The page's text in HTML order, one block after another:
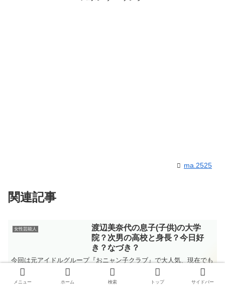
ma.2525
関連記事
女性芸能人
渡辺美奈代の息子(子供)の大学
院？次男の高校と身長？今日好
き？なづき？
今回は元アイドルグループ『おニャン子クラブ』で大人気、現在でも
その可愛さは同年代のママから支持されている渡辺美奈代さんの２人
の息子(子供)さんの大学院や次男の噂についていろいろと調べて行き
ます。
メニュー ホーム 検索 トップ サイドバー